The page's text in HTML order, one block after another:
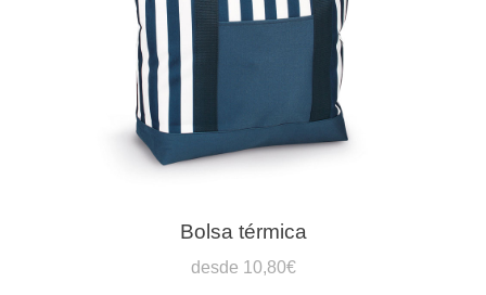
Bolsa térmica
desde 10,80€